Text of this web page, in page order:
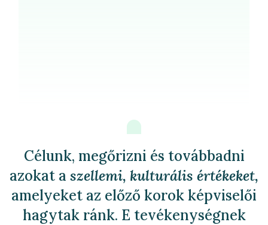
Célunk, megőrizni és továbbadni
azokat a szellemi, kulturális értékeket,
amelyeket az előző korok képviselői
hagytak ránk. E tevékenységnek